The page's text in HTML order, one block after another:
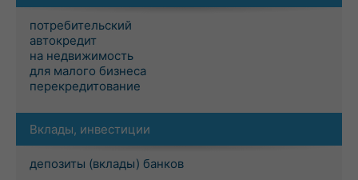
потребительский
автокредит
на недвижимость
для малого бизнеса
перекредитование
Вклады, инвестиции
депозиты (вклады) банков